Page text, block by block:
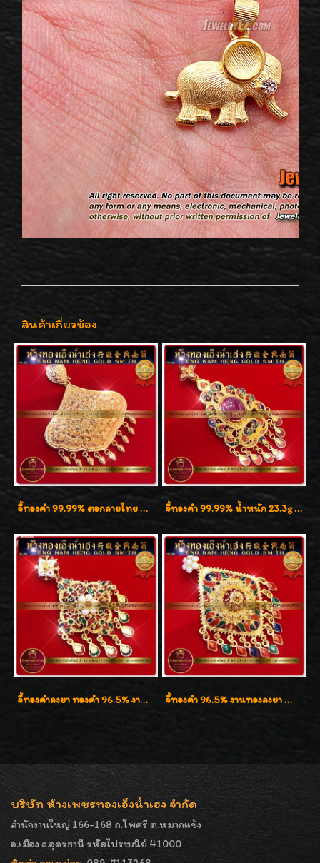
สินค้าเกี่ยวข้อง
จี้ทองคำ 99.99% ตอกลายไทย น้ำหนัก 20.6g ( 1.35 บาททอง ) สวยมากๆค่ะ จี้ทองคำ 99.99% น้ำหนัก 23.3g งานทองสุโขทัยลงยา ประดับทับทิมน้ำงาม
จี้ทองคำลงยา ทองคำ 96.5% งานทองลงยา น้ำหนัก 1 บาท จี้ทองคำ 96.5% งานทองลงยา น้ำหนัก 1 บาท
บริษัท ห้างเพชรทองเอ็งน่ำเฮง จำกัด
สำนักงานใหญ่ 166-168 ถ.โพศรี ต.หมากแข้ง
อ.เมือง จ.อุดรธานี รหัสไปรษณีย์ 41000